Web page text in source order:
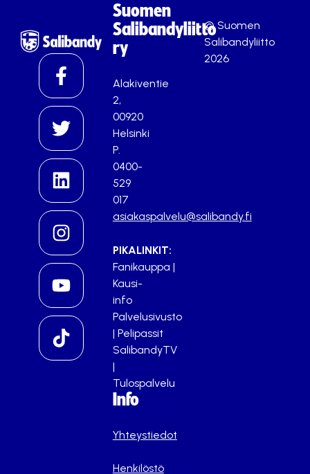
Suomen
Salibandyliitto
ry
Alakiventie
2,
00920
Helsinki
P.
0400-
529
017
asiakaspalvelu@salibandy.fi
PIKALINKIT:
Fanikauppa |
Kausi-
info
Palvelusivusto
| Pelipassit
SalibandyTV
|
Tulospalvelu
Info
Yhteystiedot
Henkilöstö
© Suomen
Salibandyliitto
2026